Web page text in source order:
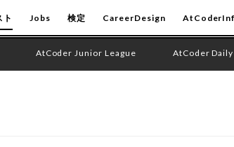
ト Jobs 検定 CareerDesign
AtCoder Junior League AtCoder